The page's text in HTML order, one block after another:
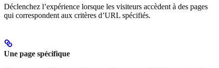
Déclenchez l’expérience lorsque les visiteurs accèdent à des pages
qui correspondent aux critères d’URL spécifiés.
Une page spécifique